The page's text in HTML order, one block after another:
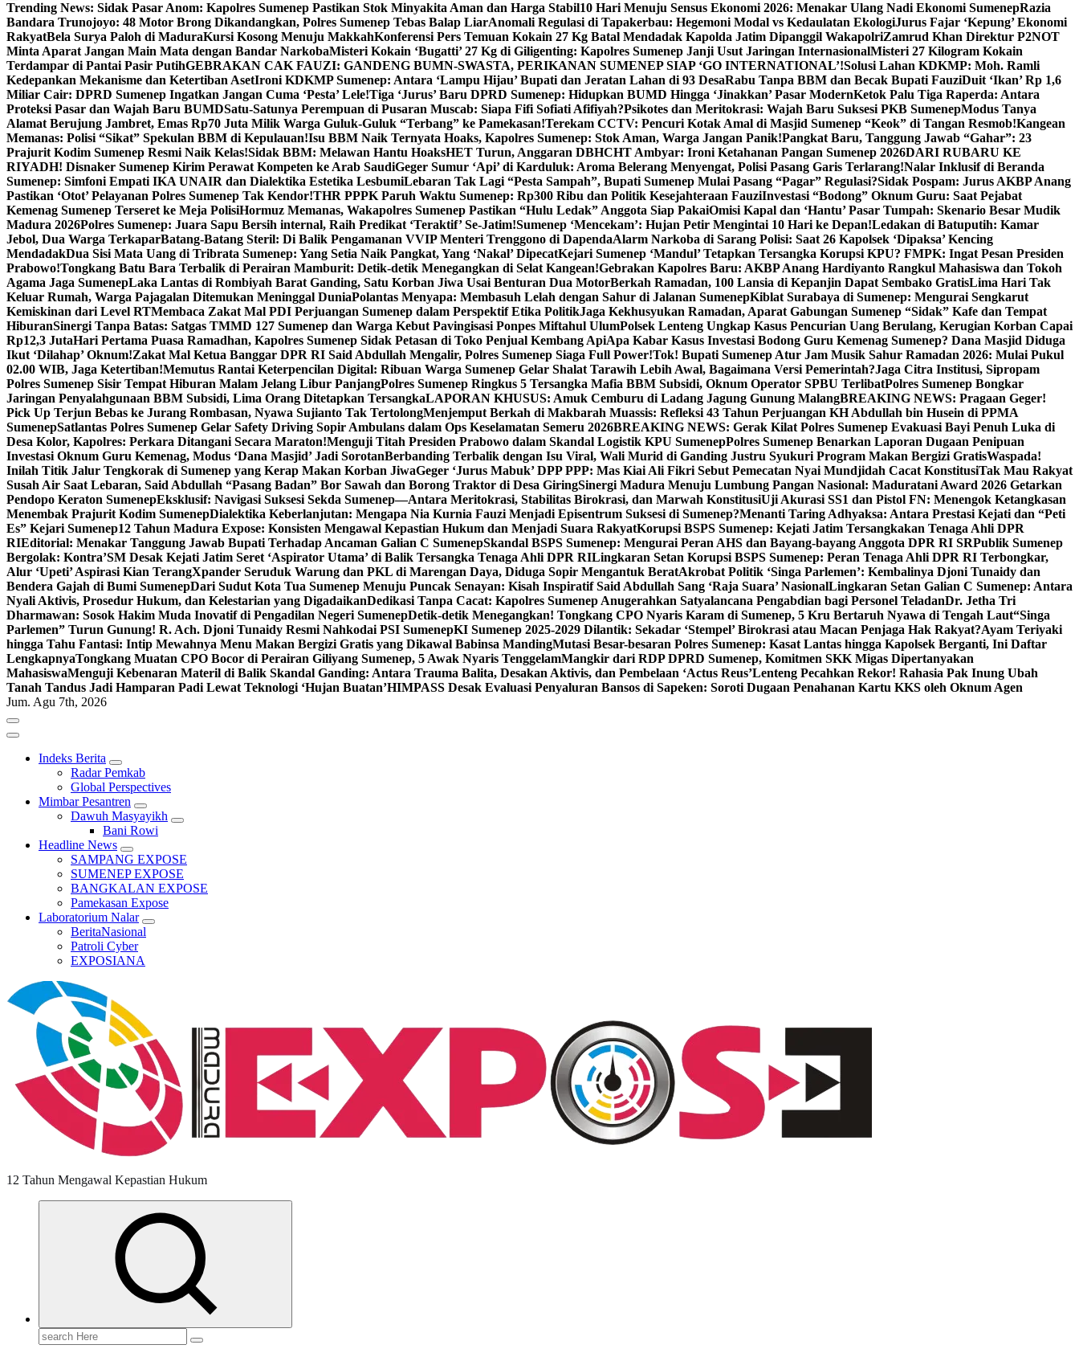
Trending News: Sidak Pasar Anom: Kapolres Sumenep Pastikan Stok Minyakita Aman dan Harga Stabil10 Hari Menuju Sensus Ekonomi 2026: Menakar Ulang Nadi Ekonomi SumenepRazia
Bandara Trunojoyo: 48 Motor Brong Dikandangkan, Polres Sumenep Tebas Balap LiarAnomali Regulasi di Tapakerbau: Hegemoni Modal vs Kedaulatan EkologiJurus Fajar ‘Kepung’ Ekonomi
RakyatBela Surya Paloh di MaduraKursi Kosong Menuju MakkahKonferensi Pers Temuan Kokain 27 Kg Batal Mendadak Kapolda Jatim Dipanggil WakapolriZamrud Khan Direktur P2NOT
Minta Aparat Jangan Main Mata dengan Bandar NarkobaMisteri Kokain ‘Bugatti’ 27 Kg di Giligenting: Kapolres Sumenep Janji Usut Jaringan InternasionalMisteri 27 Kilogram Kokain
Terdampar di Pantai Pasir PutihGEBRAKAN CAK FAUZI: GANDENG BUMN-SWASTA, PERIKANAN SUMENEP SIAP ‘GO INTERNATIONAL’!Solusi Lahan KDKMP: Moh. Ramli
Kedepankan Mekanisme dan Ketertiban AsetIroni KDKMP Sumenep: Antara ‘Lampu Hijau’ Bupati dan Jeratan Lahan di 93 DesaRabu Tanpa BBM dan Becak Bupati FauziDuit ‘Ikan’ Rp 1,6
Miliar Cair: DPRD Sumenep Ingatkan Jangan Cuma ‘Pesta’ Lele!Tiga ‘Jurus’ Baru DPRD Sumenep: Hidupkan BUMD Hingga ‘Jinakkan’ Pasar ModernKetok Palu Tiga Raperda: Antara
Proteksi Pasar dan Wajah Baru BUMDSatu-Satunya Perempuan di Pusaran Muscab: Siapa Fifi Sofiati Afifiyah?Psikotes dan Meritokrasi: Wajah Baru Suksesi PKB SumenepModus Tanya
Alamat Berujung Jambret, Emas Rp70 Juta Milik Warga Guluk-Guluk “Terbang” ke Pamekasan!Terekam CCTV: Pencuri Kotak Amal di Masjid Sumenep “Keok” di Tangan Resmob!Kangean
Memanas: Polisi “Sikat” Spekulan BBM di Kepulauan!Isu BBM Naik Ternyata Hoaks, Kapolres Sumenep: Stok Aman, Warga Jangan Panik!Pangkat Baru, Tanggung Jawab “Gahar”: 23
Prajurit Kodim Sumenep Resmi Naik Kelas!Sidak BBM: Melawan Hantu HoaksHET Turun, Anggaran DBHCHT Ambyar: Ironi Ketahanan Pangan Sumenep 2026DARI RUBARU KE
RIYADH! Disnaker Sumenep Kirim Perawat Kompeten ke Arab SaudiGeger Sumur ‘Api’ di Karduluk: Aroma Belerang Menyengat, Polisi Pasang Garis Terlarang!Nalar Inklusif di Beranda
Sumenep: Simfoni Empati IKA UNAIR dan Dialektika Estetika LesbumiLebaran Tak Lagi “Pesta Sampah”, Bupati Sumenep Mulai Pasang “Pagar” Regulasi?Sidak Pospam: Jurus AKBP Anang
Pastikan ‘Otot’ Pelayanan Polres Sumenep Tak Kendor!THR PPPK Paruh Waktu Sumenep: Rp300 Ribu dan Politik Kesejahteraan FauziInvestasi “Bodong” Oknum Guru: Saat Pejabat
Kemenag Sumenep Terseret ke Meja PolisiHormuz Memanas, Wakapolres Sumenep Pastikan “Hulu Ledak” Anggota Siap PakaiOmisi Kapal dan ‘Hantu’ Pasar Tumpah: Skenario Besar Mudik
Madura 2026Polres Sumenep: Juara Sapu Bersih internal, Raih Predikat ‘Teraktif’ Se-Jatim!Sumenep ‘Mencekam’: Hujan Petir Mengintai 10 Hari ke Depan!Ledakan di Batuputih: Kamar
Jebol, Dua Warga TerkaparBatang-Batang Steril: Di Balik Pengamanan VVIP Menteri Trenggono di DapendaAlarm Narkoba di Sarang Polisi: Saat 26 Kapolsek ‘Dipaksa’ Kencing
MendadakDua Sisi Mata Uang di Tribrata Sumenep: Yang Setia Naik Pangkat, Yang ‘Nakal’ DipecatKejari Sumenep ‘Mandul’ Tetapkan Tersangka Korupsi KPU? FMPK: Ingat Pesan Presiden
Prabowo!Tongkang Batu Bara Terbalik di Perairan Mamburit: Detik-detik Menegangkan di Selat Kangean!Gebrakan Kapolres Baru: AKBP Anang Hardiyanto Rangkul Mahasiswa dan Tokoh
Agama Jaga SumenepLaka Lantas di Rombiyah Barat Ganding, Satu Korban Jiwa Usai Benturan Dua MotorBerkah Ramadan, 100 Lansia di Kepanjin Dapat Sembako GratisLima Hari Tak
Keluar Rumah, Warga Pajagalan Ditemukan Meninggal DuniaPolantas Menyapa: Membasuh Lelah dengan Sahur di Jalanan SumenepKiblat Surabaya di Sumenep: Mengurai Sengkarut
Kemiskinan dari Level RTMembaca Zakat Mal PDI Perjuangan Sumenep dalam Perspektif Etika PolitikJaga Kekhusyukan Ramadan, Aparat Gabungan Sumenep “Sidak” Kafe dan Tempat
HiburanSinergi Tanpa Batas: Satgas TMMD 127 Sumenep dan Warga Kebut Pavingisasi Ponpes Miftahul UlumPolsek Lenteng Ungkap Kasus Pencurian Uang Berulang, Kerugian Korban Capai
Rp12,3 JutaHari Pertama Puasa Ramadhan, Kapolres Sumenep Sidak Petasan di Toko Penjual Kembang ApiApa Kabar Kasus Investasi Bodong Guru Kemenag Sumenep? Dana Masjid Diduga
Ikut ‘Dilahap’ Oknum!Zakat Mal Ketua Banggar DPR RI Said Abdullah Mengalir, Polres Sumenep Siaga Full Power!Tok! Bupati Sumenep Atur Jam Musik Sahur Ramadan 2026: Mulai Pukul
02.00 WIB, Jaga Ketertiban!Memutus Rantai Keterpencilan Digital: Ribuan Warga Sumenep Gelar Shalat Tarawih Lebih Awal, Bagaimana Versi Pemerintah?Jaga Citra Institusi, Sipropam
Polres Sumenep Sisir Tempat Hiburan Malam Jelang Libur PanjangPolres Sumenep Ringkus 5 Tersangka Mafia BBM Subsidi, Oknum Operator SPBU TerlibatPolres Sumenep Bongkar
Jaringan Penyalahgunaan BBM Subsidi, Lima Orang Ditetapkan TersangkaLAPORAN KHUSUS: Amuk Cemburu di Ladang Jagung Gunung MalangBREAKING NEWS: Pragaan Geger!
Pick Up Terjun Bebas ke Jurang Rombasan, Nyawa Sujianto Tak TertolongMenjemput Berkah di Makbarah Muassis: Refleksi 43 Tahun Perjuangan KH Abdullah bin Husein di PPMA
SumenepSatlantas Polres Sumenep Gelar Safety Driving Sopir Ambulans dalam Ops Keselamatan Semeru 2026BREAKING NEWS: Gerak Kilat Polres Sumenep Evakuasi Bayi Penuh Luka di
Desa Kolor, Kapolres: Perkara Ditangani Secara Maraton!Menguji Titah Presiden Prabowo dalam Skandal Logistik KPU SumenepPolres Sumenep Benarkan Laporan Dugaan Penipuan
Investasi Oknum Guru Kemenag, Modus ‘Dana Masjid’ Jadi SorotanBerbanding Terbalik dengan Isu Viral, Wali Murid di Ganding Justru Syukuri Program Makan Bergizi GratisWaspada!
Inilah Titik Jalur Tengkorak di Sumenep yang Kerap Makan Korban JiwaGeger ‘Jurus Mabuk’ DPP PPP: Mas Kiai Ali Fikri Sebut Pemecatan Nyai Mundjidah Cacat KonstitusiTak Mau Rakyat
Susah Air Saat Lebaran, Said Abdullah “Pasang Badan” Bor Sawah dan Borong Traktor di Desa GiringSinergi Madura Menuju Lumbung Pangan Nasional: Maduratani Award 2026 Getarkan
Pendopo Keraton SumenepEksklusif: Navigasi Suksesi Sekda Sumenep—Antara Meritokrasi, Stabilitas Birokrasi, dan Marwah KonstitusiUji Akurasi SS1 dan Pistol FN: Menengok Ketangkasan
Menembak Prajurit Kodim SumenepDialektika Keberlanjutan: Mengapa Nia Kurnia Fauzi Menjadi Episentrum Suksesi di Sumenep?Menanti Taring Adhyaksa: Antara Prestasi Kejati dan “Peti
Es” Kejari Sumenep12 Tahun Madura Expose: Konsisten Mengawal Kepastian Hukum dan Menjadi Suara RakyatKorupsi BSPS Sumenep: Kejati Jatim Tersangkakan Tenaga Ahli DPR
RIEditorial: Menakar Tanggung Jawab Bupati Terhadap Ancaman Galian C SumenepSkandal BSPS Sumenep: Mengurai Peran AHS dan Bayang-bayang Anggota DPR RI SRPublik Sumenep
Bergolak: Kontra’SM Desak Kejati Jatim Seret ‘Aspirator Utama’ di Balik Tersangka Tenaga Ahli DPR RILingkaran Setan Korupsi BSPS Sumenep: Peran Tenaga Ahli DPR RI Terbongkar,
Alur ‘Upeti’ Aspirasi Kian TerangXpander Seruduk Warung dan PKL di Marengan Daya, Diduga Sopir Mengantuk BeratAkrobat Politik ‘Singa Parlemen’: Kembalinya Djoni Tunaidy dan
Bendera Gajah di Bumi SumenepDari Sudut Kota Tua Sumenep Menuju Puncak Senayan: Kisah Inspiratif Said Abdullah Sang ‘Raja Suara’ NasionalLingkaran Setan Galian C Sumenep: Antara
Nyali Aktivis, Prosedur Hukum, dan Kelestarian yang DigadaikanDedikasi Tanpa Cacat: Kapolres Sumenep Anugerahkan Satyalancana Pengabdian bagi Personel TeladanDr. Jetha Tri
Dharmawan: Sosok Hakim Muda Inovatif di Pengadilan Negeri SumenepDetik-detik Menegangkan! Tongkang CPO Nyaris Karam di Sumenep, 5 Kru Bertaruh Nyawa di Tengah Laut“Singa
Parlemen” Turun Gunung! R. Ach. Djoni Tunaidy Resmi Nahkodai PSI SumenepKI Sumenep 2025-2029 Dilantik: Sekadar ‘Stempel’ Birokrasi atau Macan Penjaga Hak Rakyat?Ayam Teriyaki
hingga Tahu Fantasi: Intip Mewahnya Menu Makan Bergizi Gratis yang Dikawal Babinsa MandingMutasi Besar-besaran Polres Sumenep: Kasat Lantas hingga Kapolsek Berganti, Ini Daftar
LengkapnyaTongkang Muatan CPO Bocor di Perairan Giliyang Sumenep, 5 Awak Nyaris TenggelamMangkir dari RDP DPRD Sumenep, Komitmen SKK Migas Dipertanyakan
MahasiswaMenguji Kebenaran Materil di Balik Skandal Ganding: Antara Trauma Balita, Desakan Aktivis, dan Pembelaan ‘Actus Reus’Lenteng Pecahkan Rekor! Rahasia Pak Inung Ubah
Tanah Tandus Jadi Hamparan Padi Lewat Teknologi ‘Hujan Buatan’HIMPASS Desak Evaluasi Penyaluran Bansos di Sapeken: Soroti Dugaan Penahanan Kartu KKS oleh Oknum Agen
Jum. Agu 7th, 2026
Indeks Berita
Radar Pemkab
Global Perspectives
Mimbar Pesantren
Dawuh Masyayikh
Bani Rowi
Headline News
SAMPANG EXPOSE
SUMENEP EXPOSE
BANGKALAN EXPOSE
Pamekasan Expose
Laboratorium Nalar
BeritaNasional
Patroli Cyber
EXPOSIANA
12 Tahun Mengawal Kepastian Hukum
Search
for: